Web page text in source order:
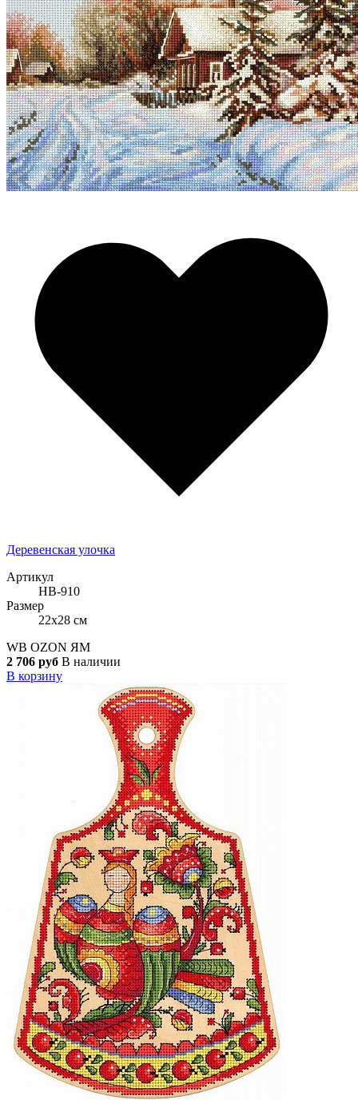
Деревенская улочка
Артикул
НВ-910
Размер
22x28 см
WB OZON ЯМ
2 706 руб В наличии
В корзину